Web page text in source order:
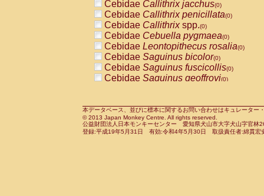
PitheciidaePithecia monachus
PitheciidaePithecia pithecia(0)
CercopithecidaeCercocebus agilis
CercopithecidaeCercocebus
CercopithecidaeCercocebus
CercopithecidaeCercocebus
CercopithecidaeCercocebus
CercopithecidaeCercocebushybrid
CercopithecidaePapio anubis(0)
CercopithecidaePapio cynocephalus
CercopithecidaePapio hamadryas(0)
Cebidae Callithrix jacchus(0)
Cebidae Callithrix penicillata(0)
Cebidae Callithrixspp.(0)
Cebidae Cebuella pygmaea(0)
Cebidae Leontopithecus rosalia(0)
Cebidae Saguinus bicolor(0)
Cebidae Saguinus fuscicollis(0)
Cebidae Saguinus geoffroyi(0)
CebidaeSaguinus leucopus(0)
CebidaeSaguinus midas(0)
Cebidae Saguinus mystax(0)
本データベース、並びに標本に関するお問い合わせはキュレータ
© 2013 Japan Monkey Centre. All rights reserved.
公益財団法人日本モンキーセンター 愛知県犬山市大字犬山字官
登録:平成19年5月31日 有効:令和4年5月30日 取扱責任者:綿貫宏